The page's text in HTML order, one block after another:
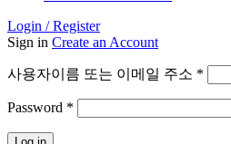
Login / Register
Sign in Create an Account
사용자이름 또는 이메일 주소 *
Password *